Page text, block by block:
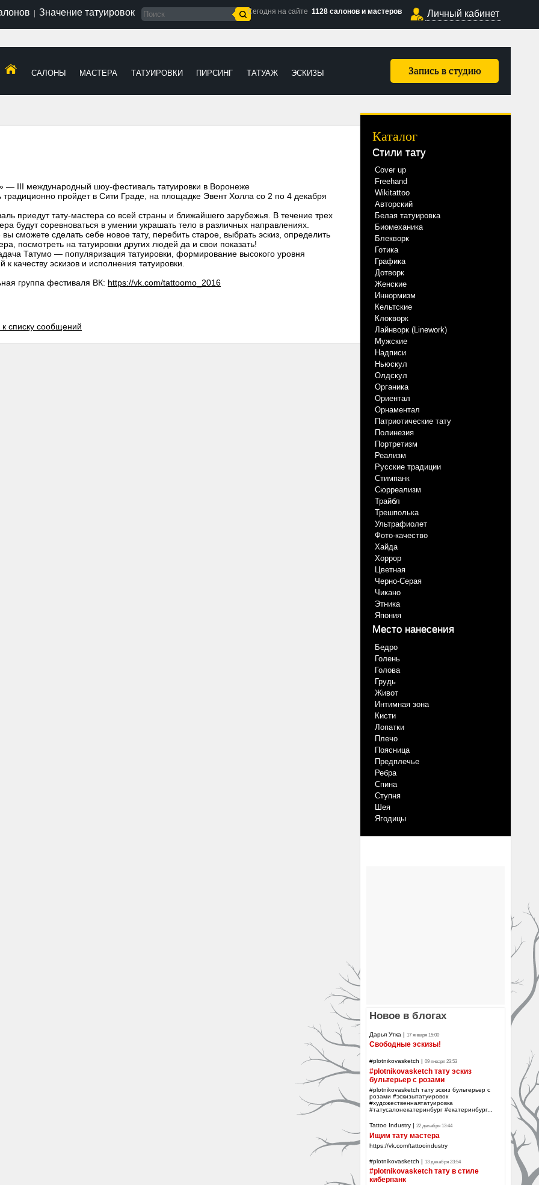
Значение татуировок Сегодня на сайте 1128 салонов и мастеров Личный кабинет
Запись в студию
САЛОНЫ МАСТЕРА ТАТУИРОВКИ ПИРСИНГ ТАТУАЖ ЭСКИЗЫ
Каталог
Стили тату
Cover up
Freehand
Wikitattoo
Авторский
Белая татуировка
Биомеханика
Блекворк
Готика
Графика
Дотворк
Женские
Иннормизм
Кельтские
Клокворк
Лайнворк (Linework)
Мужские
Надписи
Ньюскул
Олдскул
Органика
Ориентал
Орнаментал
Патриотические тату
Полинезия
Портретизм
Реализм
Русские традиции
Стимпанк
Сюрреализм
Трайбл
Трешполька
Ультрафиолет
Фото-качество
Хайда
Хоррор
Цветная
Черно-Серая
Чикано
Этника
Япония
Место нанесения
Бедро
Голень
Голова
Грудь
Живот
Интимная зона
Кисти
Лопатки
Плечо
Поясница
Предплечье
Ребра
Спина
Ступня
Шея
Ягодицы
Новое в блогах
Дарья Утка | 17 января 15:00
Свободные эскизы!
#plotnikovasketch 09 января 23:53
#plotnikovasketch тату эскиз
бультерьер с розами
#plotnikovasketch тату эскиз бультерьер с
розами #эскизытатуировок
#художественнаятатуировка
#татусалонекатеринбург #екатеринбург...
Tattoo Industry| 22 декабря 13:44
Ищим тату мастера
https://vk.com/tattooindustry
#plotnikovasketch | 13 декабря 23:54
#plotnikovasketch тату в стиле
киберпанк
— III международный шоу-фестиваль татуировки в Воронеже
традиционно пройдет в Сити Граде, на площадке Эвент Холла со 2 по 4 декабря
приедуттату-мастера со всей страны и ближайшего зарубежья. В течение трех
будут соревноваться в умении украшать тело в различных направлениях.
сможете сделать себе новое тату, перебить старое, выбрать эскиз, определить
посмотреть на татуировки других людей да и свои показать!
Татумо — популяризация татуировки, формирование высокого уровня
к качеству эскизов и исполнения татуировки.
группа фестиваля ВК: https://vk.com/tattoomo_2016
к списку сообщений